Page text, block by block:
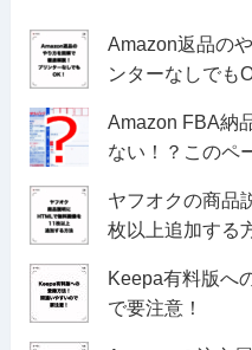
Amazon返品の
ンターなしでも
Amazon FBA納
ない！？このペ
ヤフオクの商品
枚以上追加する
Keepa有料版へ
で要注意！